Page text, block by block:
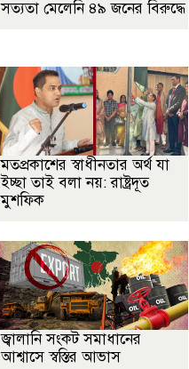
সত্যতা মেলেনি ৪৯ জনের বিরুদ্ধে
মতপ্রকাশের স্বাধীনতার অর্থ যা
ইচ্ছা তাই বলা নয়: রাষ্ট্রদূত
মুশফিক
জ্বালানি সংকট সমাধানের
আশ্বাসে স্বস্তির আভাস